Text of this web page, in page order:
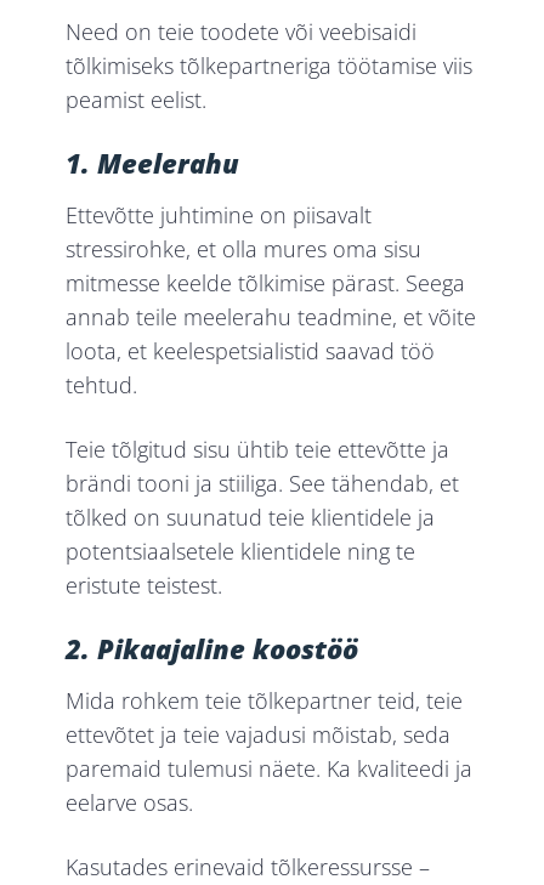
Need on teie toodete või veebisaidi
tõlkimiseks tõlkepartneriga töötamise viis
peamist eelist.
1. Meelerahu
Ettevõtte juhtimine on piisavalt
stressirohke, et olla mures oma sisu
mitmesse keelde tõlkimise pärast. Seega
annab teile meelerahu teadmine, et võite
loota, et keelespetsialistid saavad töö
tehtud.
Teie tõlgitud sisu ühtib teie ettevõtte ja
brändi tooni ja stiiliga. See tähendab, et
tõlked on suunatud teie klientidele ja
potentsiaalsetele klientidele ning te
eristute teistest.
2. Pikaajaline koostöö
Mida rohkem teie tõlkepartner teid, teie
ettevõtet ja teie vajadusi mõistab, seda
paremaid tulemusi näete. Ka kvaliteedi ja
eelarve osas.
Kasutades erinevaid tõlkeressursse –